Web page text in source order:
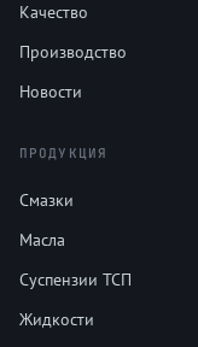
Качество
Производство
Новости
ПРОДУКЦИЯ
Смазки
Масла
Суспензии ТСП
Жидкости